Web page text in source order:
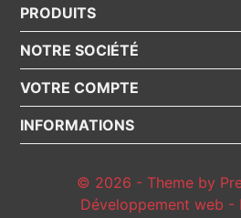
PRODUITS
NOTRE SOCIÉTÉ
VOTRE COMPTE
INFORMATIONS
© 2026 - Theme by
Développement web -